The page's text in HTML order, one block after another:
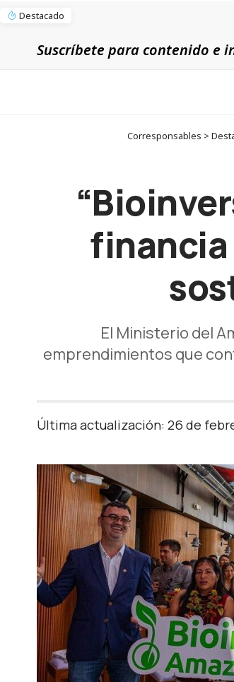
Destacado
Suscríbete para contenido e
Corresponsables >
financia
El Ministerio del
emprendimientos que
Última actualización: 26 de